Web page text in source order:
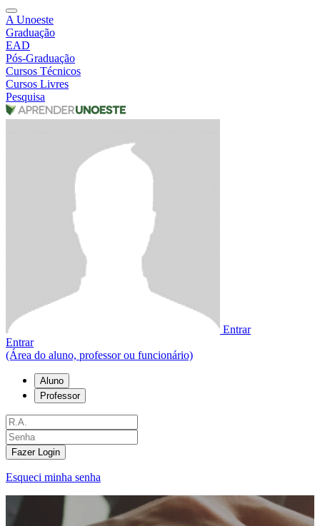
A Unoeste
Graduação
EAD
Pós-Graduação
Cursos Técnicos
Cursos Livres
Pesquisa
Entrar
Entrar
(Área do aluno, professor ou funcionário)
Aluno
Professor
Fazer Login
Esqueci minha senha